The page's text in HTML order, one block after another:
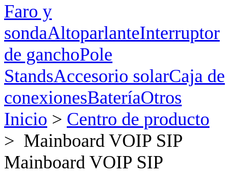
Faro y
sondaAltoparlanteInterruptor
de ganchoPole
StandsAccesorio solarCaja de
conexionesBateríaOtros
Inicio > Centro de producto
> Mainboard VOIP SIP
Mainboard VOIP SIP